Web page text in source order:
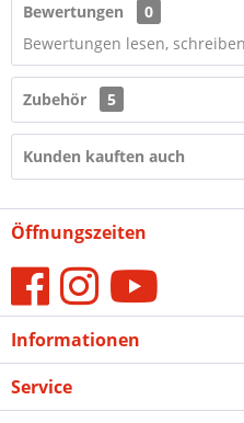
Bewertungen
0
Bewertungen lesen,
Zubehör 5
Kunden kauften auch
Öffnungszeiten
Informationen
Service